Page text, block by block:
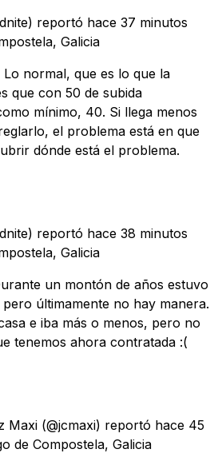
reportó hace 37 minutos
Galicia
Lo normal, que es lo que la
que con 50 de subida
mínimo, 40. Si llega menos
el problema está en que
dónde está el problema.
reportó hace 38 minutos
Galicia
un montón de años estuvo
últimamente no hay manera.
e iba más o menos, pero no
tenemos ahora contratada :(
Maxi (@jcmaxi) reportó hace 45
de Compostela, Galicia